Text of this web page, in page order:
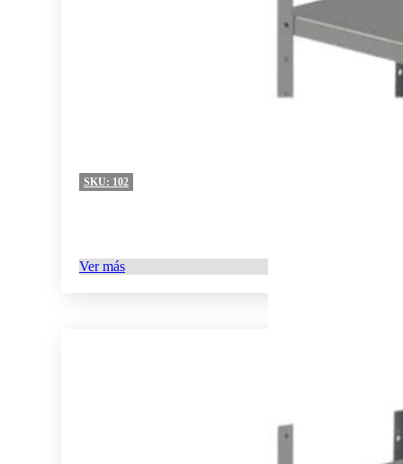
SKU: 102
Ver más